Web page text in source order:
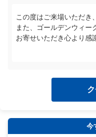
と、声をかけてくれたり
ヤグラの場所の方も対応
の締めも確認してもらい
てもらい、安心できたそ
大変そうなので受付だけ
この度はご来場いただき
また、ゴールデンウィー
お寄せいただき心より感
い大変申し訳ございませ
お並びいただく場所や受
十分でなかったことによ
いただいたご意見の通り
初めてのお客様にも分か
今